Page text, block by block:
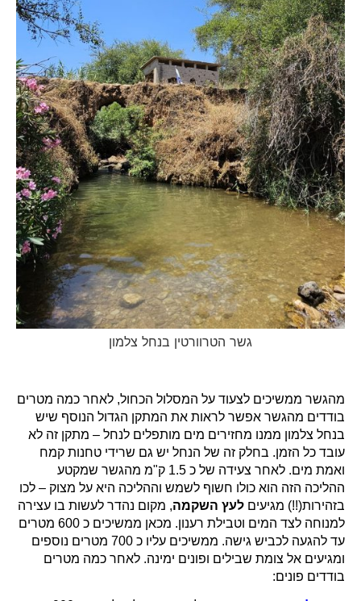
גשר הטרוורטין בנחל צלמון
מהגשר ממשיכים לצעוד על המסלול הכחול, לאחר כמה מטרים
בודדים מהגשר אפשר לראות את המתקן הגדול הנוסף שיש
בנחל צלמון ממנו מחזירים מים מותפלים לנחל – מתקן זה לא
עובד כל הזמן. בחלק זה של הנחל יש גם שרידי טחנות קמח
ואמת מים. לאחר צעידה של כ 1.5 ק"מ מהגשר שמקטע
ההליכה הזה הוא כולו חשוף לשמש וההליכה היא על מצוק – לכו
בזהירות(!!) מגיעים לעץ השקמה, מקום נהדר לעשות בו עצירה
למנוחה לצד המים וטבילת רענון. מכאן ממשיכים כ 600 מטרים
עד להגעה לכביש גישה. ממשיכים עליו כ 700 מטרים נוספים
ומגיעים אל צומת שבילים ופונים ימינה. לאחר כמה מטרים
בודדים פונים: